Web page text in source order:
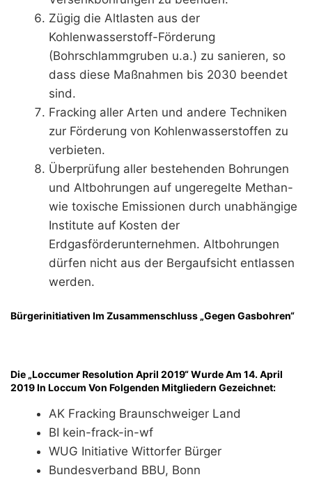
Zügig die Altlasten aus der
Kohlenwasserstoff-Förderung
(Bohrschlammgruben u.a.) zu sanieren, so
dass diese Maßnahmen bis 2030 beendet
sind.
Fracking aller Arten und andere Techniken
zur Förderung von Kohlenwasserstoffen zu
verbieten.
Überprüfung aller bestehenden Bohrungen
und Altbohrungen auf ungeregelte Methan-
wie toxische Emissionen durch unabhängige
Institute auf Kosten der
Erdgasförderunternehmen. Altbohrungen
dürfen nicht aus der Bergaufsicht entlassen
werden.
Bürgerinitiativen Im Zusammenschluss „Gegen Gasbohren“
Die „Loccumer Resolution April 2019“ Wurde Am 14. April
2019 In Loccum Von Folgenden Mitgliedern Gezeichnet:
AK Fracking Braunschweiger Land
BI kein-frack-in-wf
WUG Initiative Wittorfer Bürger
Bundesverband BBU, Bonn